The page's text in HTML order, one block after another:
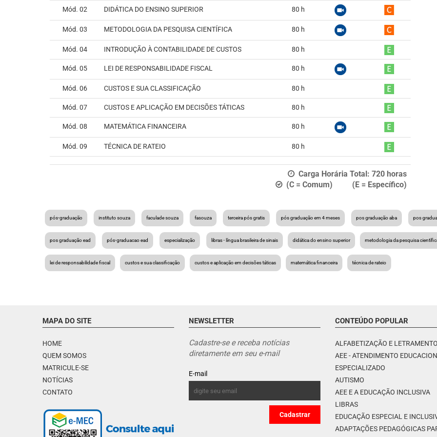
Mód. 02 DIDÁTICA DO ENSINO SUPERIOR 80 h
Mód. 03 METODOLOGIA DA PESQUISA CIENTÍFICA 80 h
Mód. 04 INTRODUÇÃO À CONTABILIDADE DE CUSTOS 80 h
Mód. 05 LEI DE RESPONSABILIDADE FISCAL 80 h
Mód. 06 CUSTOS E SUA CLASSIFICAÇÃO 80 h
Mód. 07 CUSTOS E APLICAÇÃO EM DECISÕES TÁTICAS 80 h
Mód. 08 MATEMÁTICA FINANCEIRA 80 h
Mód. 09 TÉCNICA DE RATEIO 80 h
Carga Horária Total: 720 horas
(C = Comum) (E = Específico)
pós-graduação instituto souza faculade souza fasouza terceira pós gratis pós graduação em 4 meses pos graduação aba pos
pos graduação ead pós-graduacao ead especialização libras - língua brasileira de sinais didática do ensino superior metodologia da pesquisa
lei de responsabilidade fiscal custos e sua classificação custos e aplicação em decisões táticas matemática financeira técnica de rateio
MAPA DO SITE
HOME
QUEM SOMOS
MATRICULE-SE
NOTÍCIAS
CONTATO
NEWSLETTER
Cadastre-se e receba notícias
diretamente em seu e-mail
E-mail
CONTEÚDO POPULAR
ALFABETIZAÇÃO E LETRAMENTO
AEE - ATENDIMENTO
ESPECIALIZADO
AUTISMO
AEE E A EDUCAÇÃO INCLUSIVA
LIBRAS
EDUCAÇÃO ESPECIAL E
ADAPTAÇÕES PEDAGÓGICAS